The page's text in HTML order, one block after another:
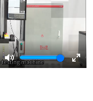
Mute
Enter